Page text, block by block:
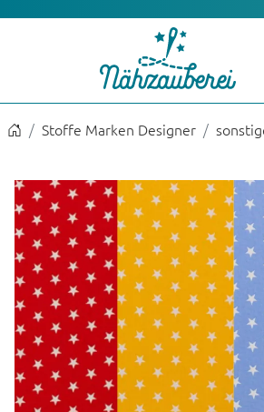
Stoffe Marken Designer